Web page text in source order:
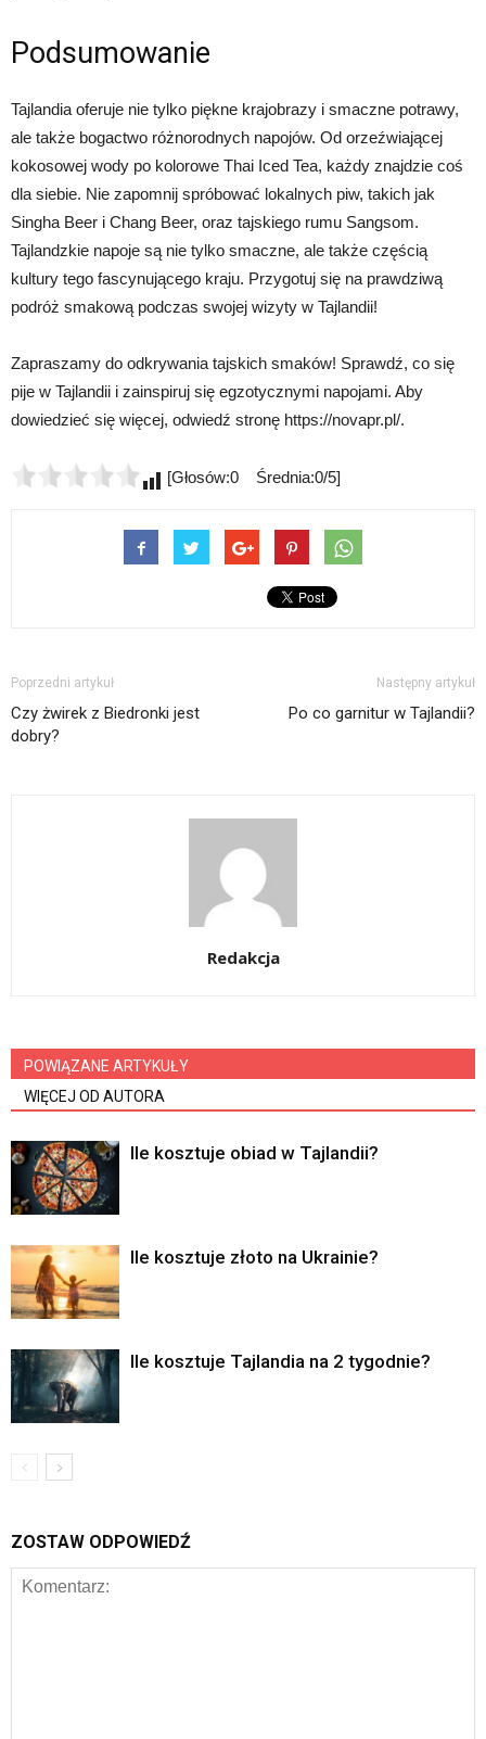
Podsumowanie
Tajlandia oferuje nie tylko piękne krajobrazy i smaczne potrawy,
ale także bogactwo różnorodnych napojów. Od orzeźwiającej
kokosowej wody po kolorowe Thai Iced Tea, każdy znajdzie coś
dla siebie. Nie zapomnij spróbować lokalnych piw, takich jak
Singha Beer i Chang Beer, oraz tajskiego rumu Sangsom.
Tajlandzkie napoje są nie tylko smaczne, ale także częścią
kultury tego fascynującego kraju. Przygotuj się na prawdziwą
podróż smakową podczas swojej wizyty w Tajlandii!
Zapraszamy do odkrywania tajskich smaków! Sprawdź, co się
pije w Tajlandii i zainspiruj się egzotycznymi napojami. Aby
dowiedzieć się więcej, odwiedź stronę https://novapr.pl/.
[Głosów:0 Średnia:0/5]
Poprzedni artykuł
Czy żwirek z Biedronki jest
dobry?
Następny artykuł
Po co garnitur w Tajlandii?
Redakcja
POWIĄZANE ARTYKUŁY
WIĘCEJ OD AUTORA
Ile kosztuje obiad w Tajlandii?
Ile kosztuje złoto na Ukrainie?
Ile kosztuje Tajlandia na 2 tygodnie?
ZOSTAW ODPOWIEDŹ